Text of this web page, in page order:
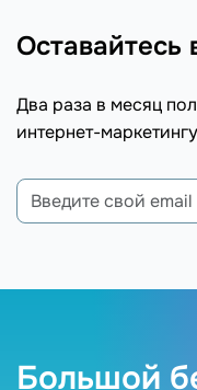
Оставайтесь
Два раза в месяц
интернет-маркетингу
Большой